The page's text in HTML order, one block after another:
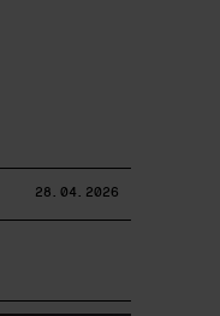
28.04.2026